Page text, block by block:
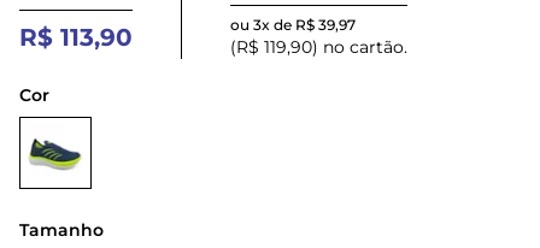
R$ 113,90 ou 3x de R$ 39,97
(R$ 119,90) no cartão.
Cor
Tamanho